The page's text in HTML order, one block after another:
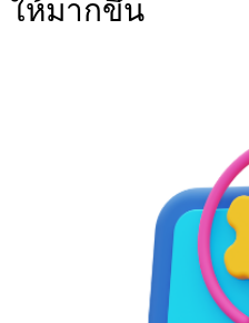
ให้มากขึ้น